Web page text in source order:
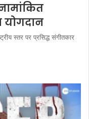
योगदान
स्तर पर प्रसिद्ध संगीतकार